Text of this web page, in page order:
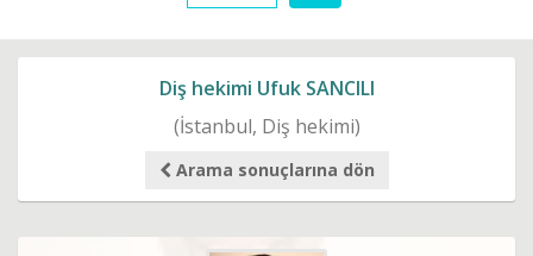
Diş hekimi Ufuk SANCILI
(İstanbul, Diş hekimi)
Arama sonuçlarına dön